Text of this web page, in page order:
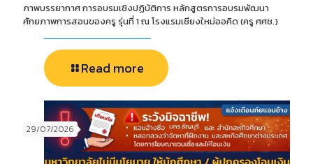
ภาพบรรยากาศ การอบรมเชิงปฏิบัติการ หลักสูตรการอบรมพัฒนา
ศักยภาพการสอนของครู รุ่นที่ 1 ณ โรงแรมเชียงใหม่ออคิด (ครู ศศช.)
Read more
29/07/2026